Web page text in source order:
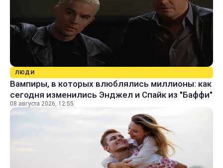
ЛЮДИ
Вампиры, в которых влюблялись миллионы: как
сегодня изменились Энджел и Спайк из "Баффи"
08 августа 2026, 12:55